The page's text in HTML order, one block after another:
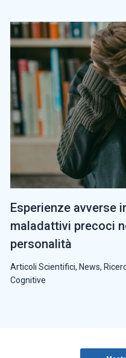
Esperienze avverse
maladattivi precoci
personalità
Articoli Scientifici, News,
Cognitive